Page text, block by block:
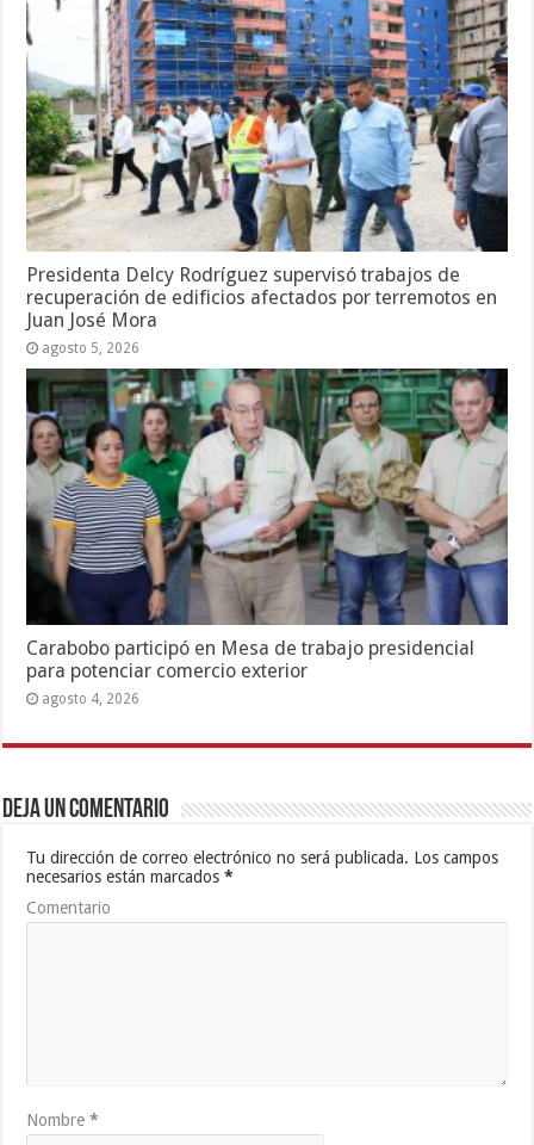
Presidenta Delcy Rodríguez supervisó trabajos de
recuperación de edificios afectados por terremotos en
Juan José Mora
agosto 5, 2026
Carabobo participó en Mesa de trabajo presidencial
para potenciar comercio exterior
agosto 4, 2026
Deja un comentario
Tu dirección de correo electrónico no será publicada. Los campos
necesarios están marcados*
Comentario
Nombre*